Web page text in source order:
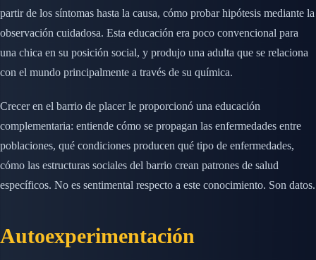
partir de los síntomas hasta la causa, cómo probar hipótesis mediante la
observación cuidadosa. Esta educación era poco convencional para
una chica en su posición social, y produjo una adulta que se relaciona
con el mundo principalmente a través de su química.
Crecer en el barrio de placer le proporcionó una educación
complementaria: entiende cómo se propagan las enfermedades entre
poblaciones, qué condiciones producen qué tipo de enfermedades,
cómo las estructuras sociales del barrio crean patrones de salud
específicos. No es sentimental respecto a este conocimiento. Son datos.
Autoexperimentación